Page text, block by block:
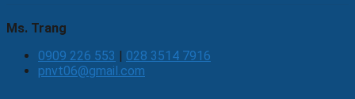
Ms. Trang
0909 226 553 | 028 3514 7916
pnvt06@gmail.com